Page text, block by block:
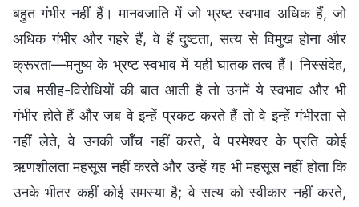
बहुत गंभीर नहीं हैं। मानवजाति में जो भ्रष्ट स्वभाव अधिक हैं, जो
अधिक गंभीर और गहरे हैं, वे हैं दुष्टता, सत्य से विमुख होना और
क्रूरता—मनुष्य के भ्रष्ट स्वभाव में यही घातक तत्व हैं। निस्संदेह,
जब मसीह-विरोधियों की बात आती है तो उनमें ये स्वभाव और भी
गंभीर होते हैं और जब वे इन्हें प्रकट करते हैं तो वे इन्हें गंभीरता से
नहीं लेते, वे उनकी जाँच नहीं करते, वे परमेश्वर के प्रति कोई
ऋणशीलता महसूस नहीं करते और उन्हें यह भी महसूस नहीं होता कि
उनके भीतर कहीं कोई समस्या है; वे सत्य को स्वीकार नहीं करते,